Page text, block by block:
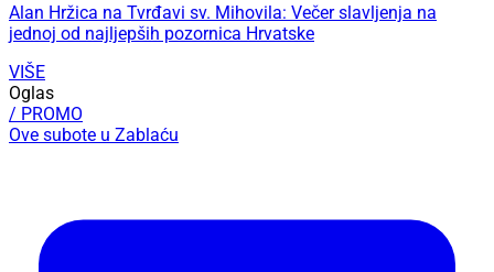
Alan Hržica na Tvrđavi sv. Mihovila: Večer slavljenja na
jednoj od najljepših pozornica Hrvatske
VIŠE
Oglas
/ PROMO
Ove subote u Zablaću